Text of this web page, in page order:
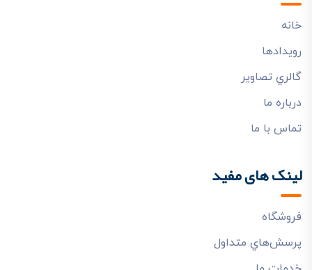
خانه
رويدادها
گالري تصاوير
درباره ما
تماس با ما
لینک های مفید
فروشگاه
پرسش‌هاي متداول